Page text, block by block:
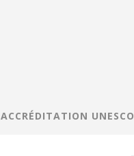
ACCRÉDITATION UNESCO